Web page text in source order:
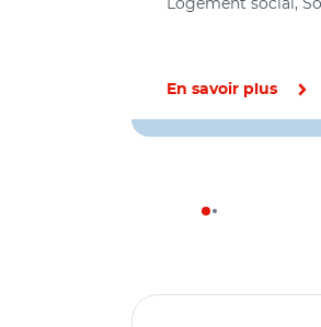
En savoir plus